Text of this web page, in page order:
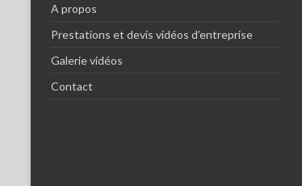
A propos
Prestations et devis vidéos d’entreprise
Galerie vidéos
Contact